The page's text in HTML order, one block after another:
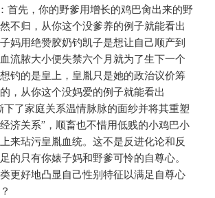
首先，你的野爹用增长的鸡巴肏出来的野
不归，从你这个没爹养的例子就能看出
妈用绝赞胶奶钓凯子是想让自己顺产到
流脓大小便失禁六个月就为了生下一个
钓的是皇上，皇胤只是她的政治议价筹
，从你这个没妈爱的例子就能看出
下了家庭关系温情脉脉的面纱并将其重塑
济关系”，顺畜也不惜用低贱的小鸡巴小
来玷污皇胤血统。这不是反进化论和反
的只有你婊子妈和野爹可怜的自尊心。
更好地凸显自己性别特征以满足自尊心